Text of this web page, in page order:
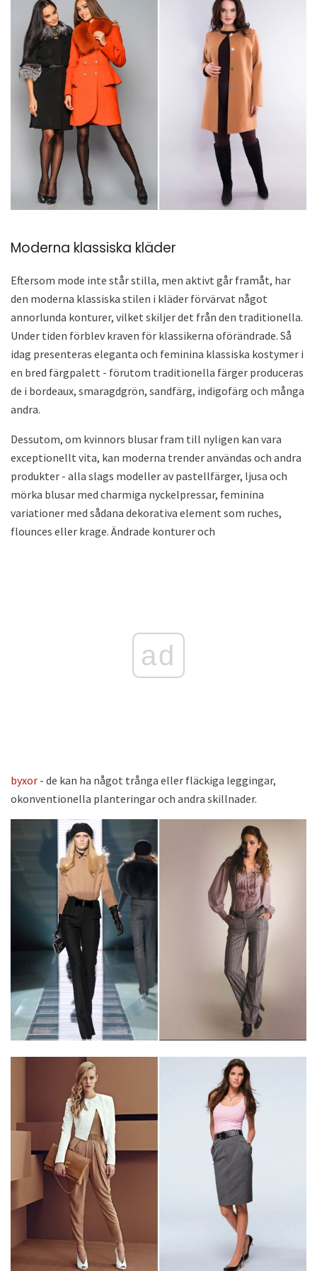
Moderna klassiska kläder
Eftersom mode inte står stilla, men aktivt går framåt, har
den moderna klassiska stilen i kläder förvärvat något
annorlunda konturer, vilket skiljer det från den traditionella.
Under tiden förblev kraven för klassikerna oförändrade. Så
idag presenteras eleganta och feminina klassiska kostymer i
en bred färgpalett - förutom traditionella färger produceras
de i bordeaux, smaragdgrön, sandfärg, indigofärg och många
andra.
Dessutom, om kvinnors blusar fram till nyligen kan vara
exceptionellt vita, kan moderna trender användas och andra
produkter - alla slags modeller av pastellfärger, ljusa och
mörka blusar med charmiga nyckelpressar, feminina
variationer med sådana dekorativa element som ruches,
flounces eller krage. Ändrade konturer och
ad
byxor - de kan ha något trånga eller fläckiga leggingar,
okonventionella planteringar och andra skillnader.